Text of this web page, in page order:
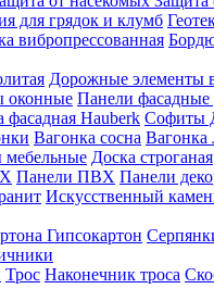
для грядок и клумб
вибропрессованная
Дорожные элементы
оконные Панели фасадные
фасадная Hauberk Софиты
Вагонка сосна Вагонка
Доска строганая
Панели ПВХ Панели
Искусственный
Гипсокартон
Трос Наконечник троса